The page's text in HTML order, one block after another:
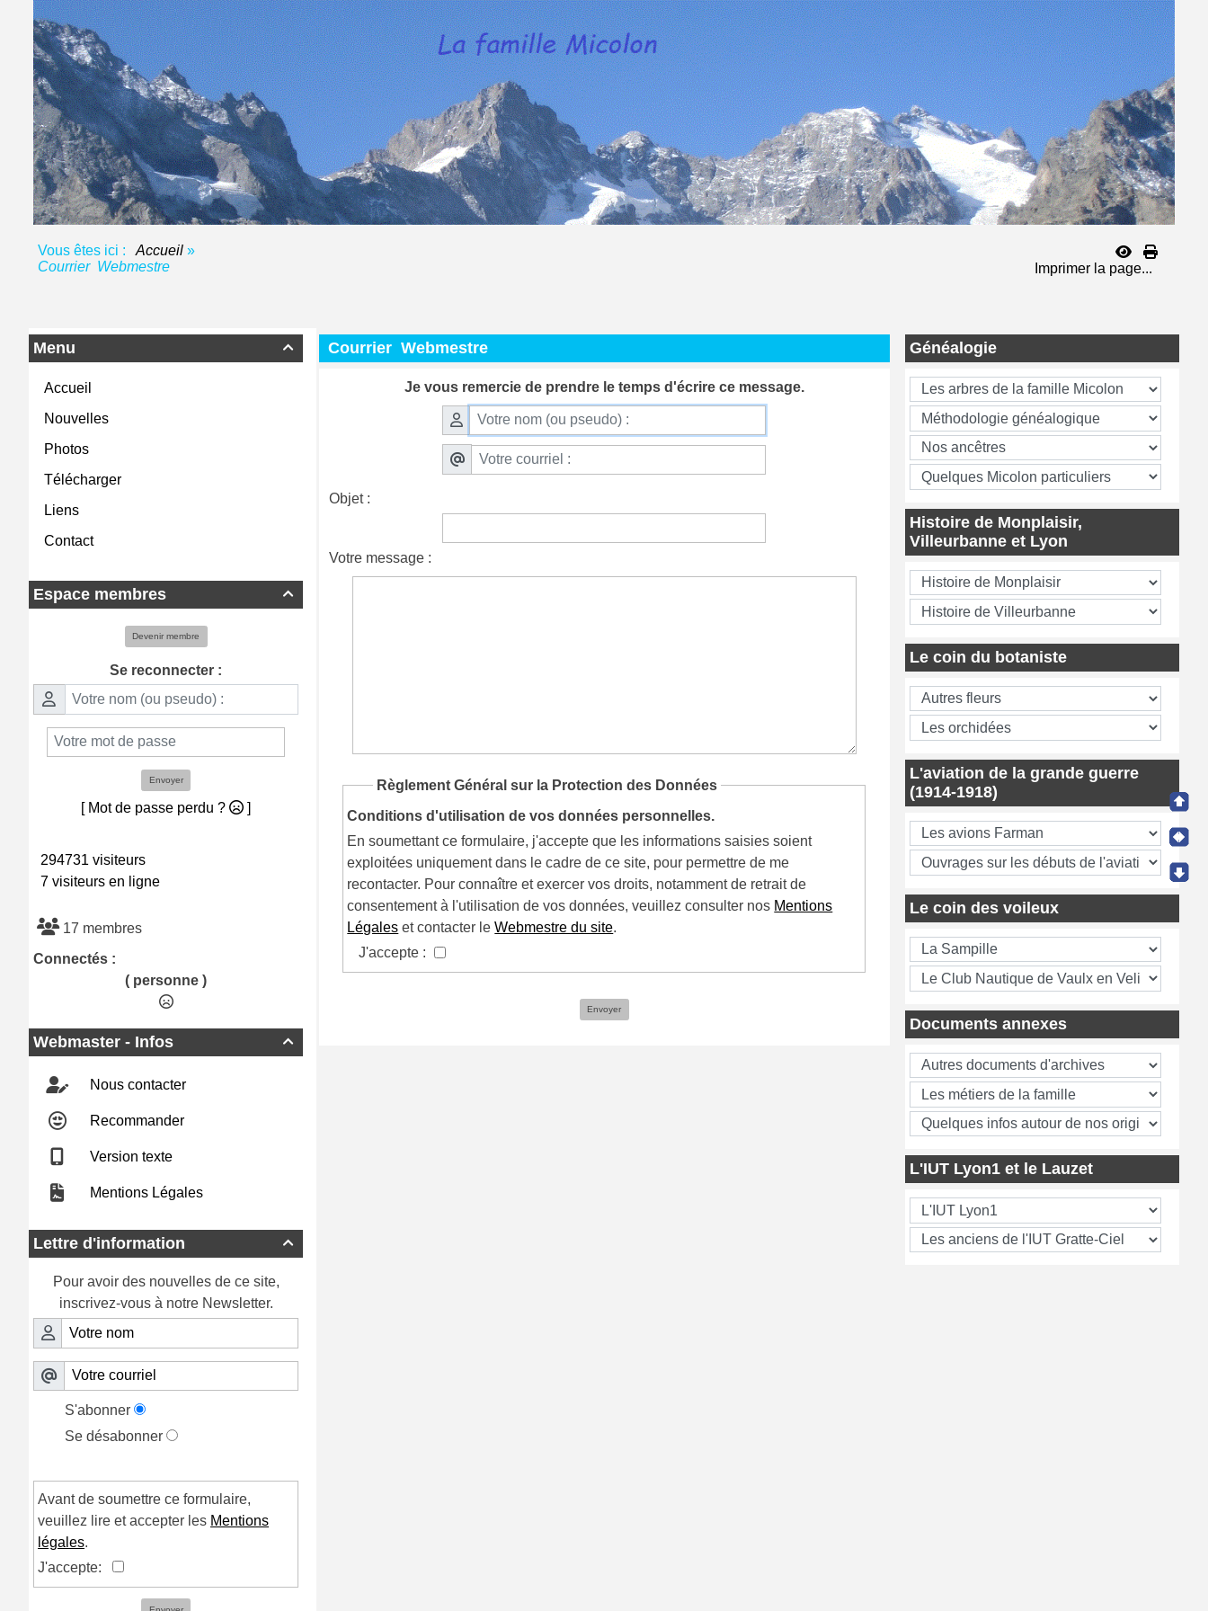
Vous êtes ici : Accueil »
Courrier Webmestre
Imprimer la page...

Menu
Accueil
Nouvelles
Photos
Télécharger
Liens
Contact

Espace membres
Devenir membre
Se reconnecter :
Envoyer
[ Mot de passe perdu ? ]
294731 visiteurs
7 visiteurs en ligne
17 membres
Connectés :
( personne )

Webmaster - Infos
Nous contacter
Recommander
Version texte
Mentions Légales

Lettre d'information
Pour avoir des nouvelles de ce site,
inscrivez-vous à notre Newsletter.
S'abonner
Se désabonner
Avant de soumettre ce formulaire,
veuillez lire et accepter les Mentions
légales.
J'accepte:
Courrier Webmestre
Je vous remercie de prendre le temps d'écrire ce message.
Objet :
Votre message :
Règlement Général sur la Protection des Données
Conditions d'utilisation de vos données personnelles.
En soumettant ce formulaire, j'accepte que les informations saisies soient
exploitées uniquement dans le cadre de ce site, pour permettre de me
recontacter. Pour connaître et exercer vos droits, notamment de retrait de
consentement à l'utilisation de vos données, veuillez consulter nos Mentions
Légales et contacter leWebmestre du site.
J'accepte :
Envoyer
Généalogie
Histoire de Monplaisir,
Villeurbanne et Lyon
Le coin du botaniste
L'aviation de la grande guerre
(1914-1918)
Le coin des voileux
Documents annexes
L'IUT Lyon1 et le Lauzet